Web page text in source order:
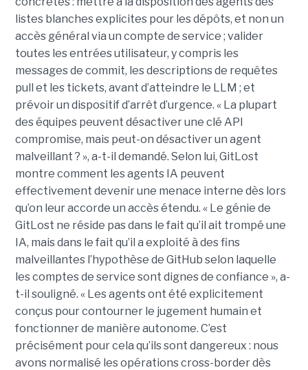
listes blanches explicites pour les dépôts, et non un
accès général via un compte de service ; valider
toutes les entrées utilisateur, y compris les
messages de commit, les descriptions de requêtes
pull et les tickets, avant d’atteindre le LLM ; et
prévoir un dispositif d’arrêt d’urgence. « La plupart
des équipes peuvent désactiver une clé API
compromise, mais peut-on désactiver un agent
malveillant ? », a-t-il demandé. Selon lui, GitLost
montre comment les agents IA peuvent
effectivement devenir une menace interne dès lors
qu’on leur accorde un accès étendu. « Le génie de
GitLost ne réside pas dans le fait qu’il ait trompé une
IA, mais dans le fait qu’il a exploité à des fins
malveillantes l’hypothèse de GitHub selon laquelle
les comptes de service sont dignes de confiance », a-
t-il souligné. « Les agents ont été explicitement
conçus pour contourner le jugement humain et
fonctionner de manière autonome. C’est
précisément pour cela qu’ils sont dangereux : nous
avons normalisé les opérations cross-border dès